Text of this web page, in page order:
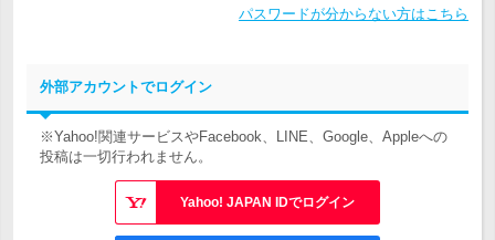
パスワードが分からない方はこちら
外部アカウントでログイン
※Yahoo!関連サービスやFacebook、LINE、Google、Appleへの
投稿は一切行われません。
Yahoo! JAPAN IDでログイン